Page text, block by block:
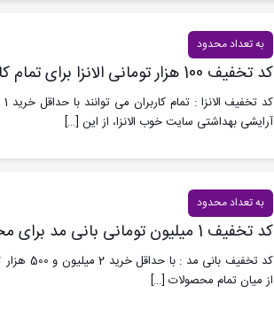
به تعداد محدود
کد تخفیف 100 هزار تومانی الانزا برای تمام کاربران
آرایشی بهداشتی سایت خوب الانزا، از این[…]
به تعداد محدود
کد تخفیف 1 میلیون تومانی بانی مد برای محصولات برند RNS
از میان تمام محصولات[…]